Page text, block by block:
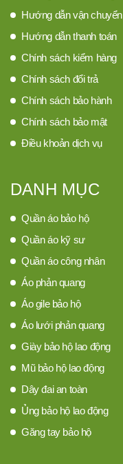
Hướng dẫn vận chuyển
Hướng dẫn thanh toán
Chính sách kiểm hàng
Chính sách đổi trả
Chính sách bảo hành
Chính sách bảo mật
Điều khoản dịch vụ
DANH MỤC
Quần áo bảo hộ
Quần áo kỹ sư
Quần áo công nhân
Áo phản quang
Áo gile bảo hộ
Áo lưới phản quang
Giày bảo hộ lao động
Mũ bảo hộ lao động
Dây đai an toàn
Ủng bảo hộ lao động
Găng tay bảo hộ